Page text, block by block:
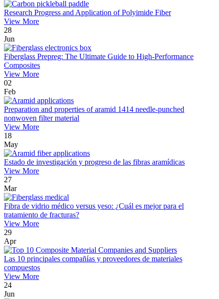
Research Progress and Application of Polyimide Fiber
View More
28
Jun
Fiberglass Prepreg: The Ultimate Guide to High-Performance
Composites
View More
02
Feb
Preparation and properties of aramid 1414 needle-punched
nonwoven filter material
View More
18
May
Estado de investigación y progreso de las fibras aramídicas
View More
27
Mar
Fibra de vidrio médico versus yeso: ¿Cuál es mejor para el
tratamiento de fracturas?
View More
29
Apr
Las 10 principales compañías y proveedores de materiales
compuestos
View More
24
Jun